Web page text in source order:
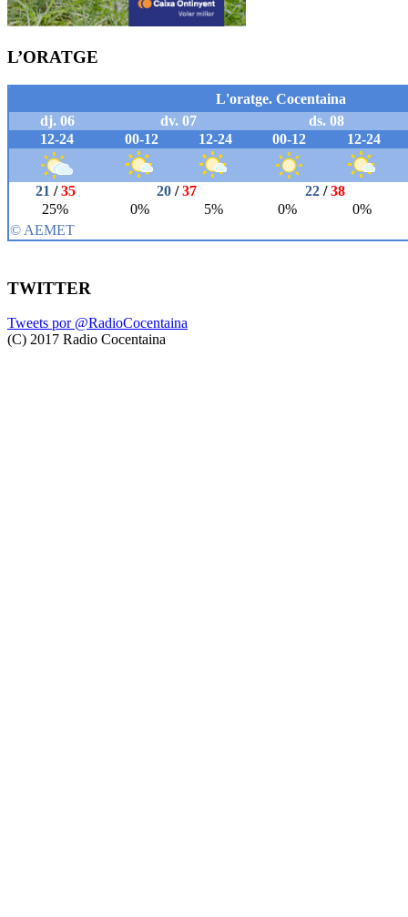
L’ORATGE
TWITTER
Tweets por @RadioCocentaina
(C) 2017 Radio Cocentaina